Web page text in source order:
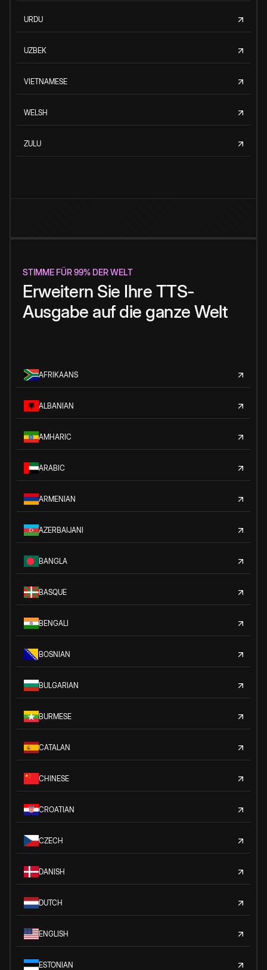
URDU
UZBEK
VIETNAMESE
WELSH
ZULU
STIMME FÜR 99% DER WELT
Erweitern Sie Ihre TTS-
Ausgabe auf die ganze Welt
AFRIKAANS
ALBANIAN
AMHARIC
ARABIC
ARMENIAN
AZERBAIJANI
BANGLA
BASQUE
BENGALI
BOSNIAN
BULGARIAN
BURMESE
CATALAN
CHINESE
CROATIAN
CZECH
DANISH
DUTCH
ENGLISH
ESTONIAN